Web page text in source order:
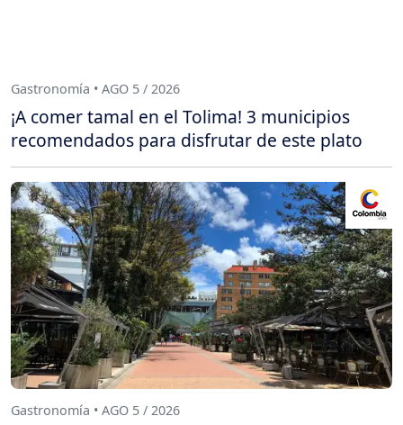
Gastronomía • AGO 5 / 2026
¡A comer tamal en el Tolima! 3 municipios
recomendados para disfrutar de este plato
Gastronomía • AGO 5 / 2026